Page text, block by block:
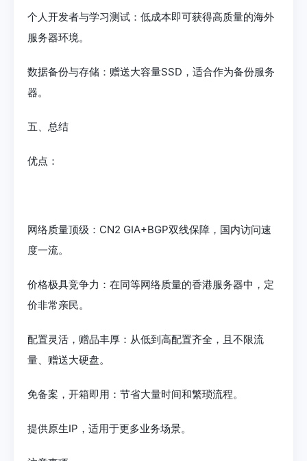
个人开发者与学习测试：低成本即可获得高质量的海外
服务器环境。
数据备份与存储：赠送大容量SSD，适合作为备份服务
器。
五、总结
优点：
网络质量顶级：CN2 GIA+BGP双线保障，国内访问速
度一流。
价格极具竞争力：在同等网络质量的香港服务器中，定
价非常亲民。
配置灵活，赠品丰厚：从低到高配置齐全，且不限流
量、赠送大硬盘。
免备案，开箱即用：节省大量时间和繁琐流程。
提供原生IP，适用于更多业务场景。